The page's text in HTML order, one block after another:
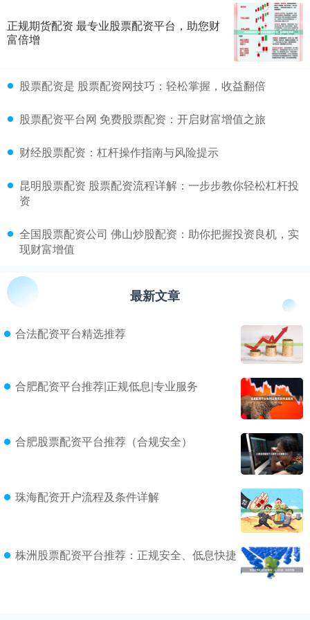
正规期货配资 最专业股票配资平台，助您财
富倍增
​股票配资是 股票配资网技巧：轻松掌握，收益翻倍
​股票配资平台网 免费股票配资：开启财富增值之旅
​财经股票配资：杠杆操作指南与风险提示
​昆明股票配资 股票配资流程详解：一步步教你轻松杠杆投
资
​全国股票配资公司 佛山炒股配资：助你把握投资良机，实
现财富增值
最新文章
合法配资平台精选推荐
合肥配资平台推荐|正规低息|专业服务
合肥股票配资平台推荐（合规安全）
珠海配资开户流程及条件详解
株洲股票配资平台推荐：正规安全、低息快捷